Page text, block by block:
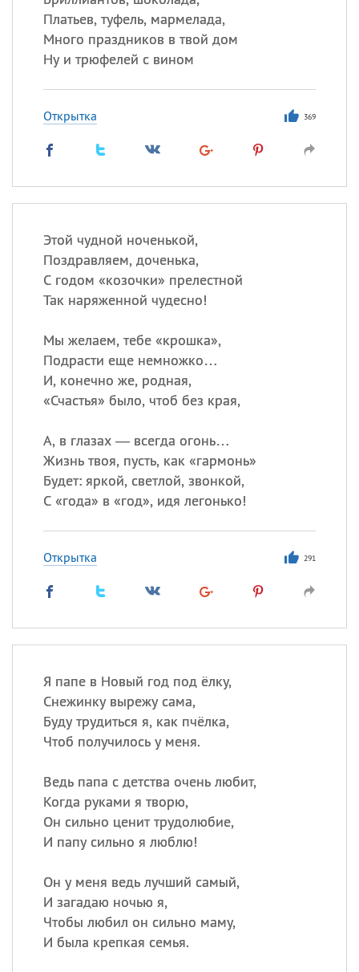
Платьев, туфель, мармелада,
Много праздников в твой дом
Ну и трюфелей с вином
Открытка 369
Этой чудной ноченькой,
Поздравляем, доченька,
С годом «козочки» прелестной
Так наряженной чудесно!
Мы желаем, тебе «крошка»,
Подрасти еще немножко…
И, конечно же, родная,
«Счастья» было, чтоб без края,
А, в глазах — всегда огонь…
Жизнь твоя, пусть, как «гармонь»
Будет: яркой, светлой, звонкой,
С «года» в «год», идя легонько!
Открытка 291
Я папе в Новый год под ёлку,
Снежинку вырежу сама,
Буду трудиться я, как пчёлка,
Чтоб получилось у меня.
Ведь папа с детства очень любит,
Когда руками я творю,
Он сильно ценит трудолюбие,
И папу сильно я люблю!
Он у меня ведь лучший самый,
И загадаю ночью я,
Чтобы любил он сильно маму,
И была крепкая семья.